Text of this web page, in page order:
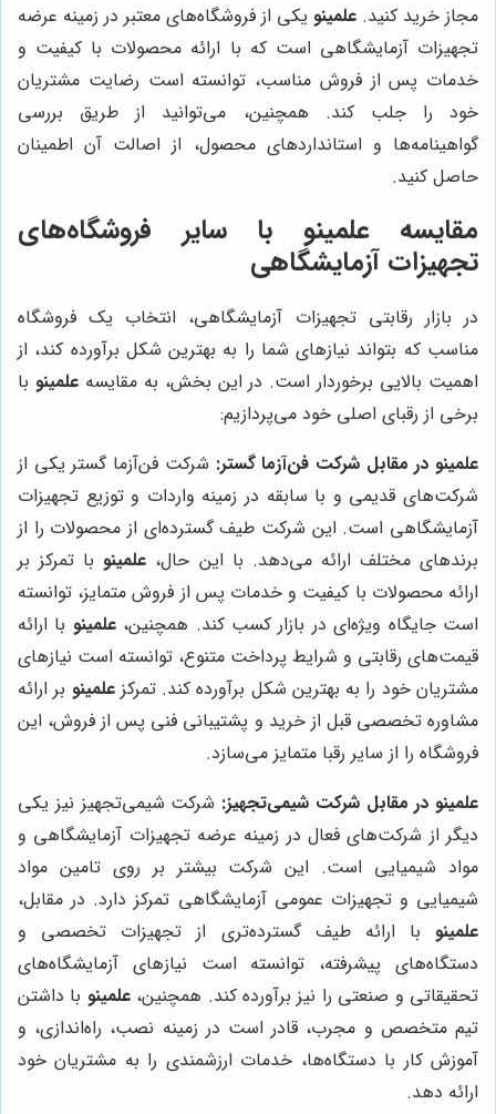
مجاز خرید کنید. علمینو یکی از فروشگاه‌های معتبر در زمینه عرضه
تجهیزات آزمایشگاهی است که با ارائه محصولات با کیفیت و
خدمات پس از فروش مناسب، توانسته است رضایت مشتریان
خود را جلب کند. همچنین، می‌توانید از طریق بررسی
گواهینامه‌ها و استانداردهای محصول، از اصالت آن اطمینان
حاصل کنید.
مقایسهعلمینو با سایر فروشگاه‌های
تجهیزات آزمایشگاهی
در بازار رقابتی تجهیزات آزمایشگاهی، انتخاب یک فروشگاه
مناسب که بتواند نیازهای شما را به بهترین شکل برآورده کند، از
اهمیت بالایی برخوردار است. در این بخش، به مقایسهعلمینو با
برخی از رقبای اصلی خود می‌پردازیم:
علمینو در مقابل شرکت فن‌آزما گستر: شرکت فن‌آزما گستر یکی از
شرکت‌های قدیمی و با سابقه در زمینه واردات و توزیع تجهیزات
آزمایشگاهی است. این شرکت طیف گسترده‌ای از محصولات را از
برندهای مختلف ارائه می‌دهد. با این حال، علمینوبا تمرکز بر
ارائه محصولات با کیفیت و خدمات پس از فروش متمایز، توانسته
است جایگاه ویژه‌ای در بازار کسب کند. همچنین،علمینو با ارائه
قیمت‌های رقابتی و شرایط پرداخت متنوع، توانسته است نیازهای
مشتریان خود را به بهترین شکل برآورده کند. تمرکزعلمینو بر ارائه
مشاوره تخصصی قبل از خرید و پشتیبانی فنی پس از فروش، این
فروشگاه را از سایر رقبا متمایز می‌سازد.
علمینو در مقابل شرکت شیمی‌تجهیز: شرکت شیمی‌تجهیز نیز یکی
دیگر از شرکت‌های فعال در زمینه عرضه تجهیزات آزمایشگاهی و
مواد شیمیایی است. این شرکت بیشتر بر روی تامین مواد
شیمیایی و تجهیزات عمومی آزمایشگاهی تمرکز دارد. در مقابل،
علمینو با ارائه طیف گسترده‌تری از تجهیزات تخصصی و
دستگاه‌های پیشرفته، توانسته است نیازهای آزمایشگاه‌های
تحقیقاتی و صنعتی را نیز برآورده کند. همچنین،علمینو با داشتن
تیم متخصص و مجرب، قادر است در زمینه نصب، راه‌اندازی، و
آموزش کار با دستگاه‌ها، خدمات ارزشمندی را به مشتریان خود
ارائه دهد.